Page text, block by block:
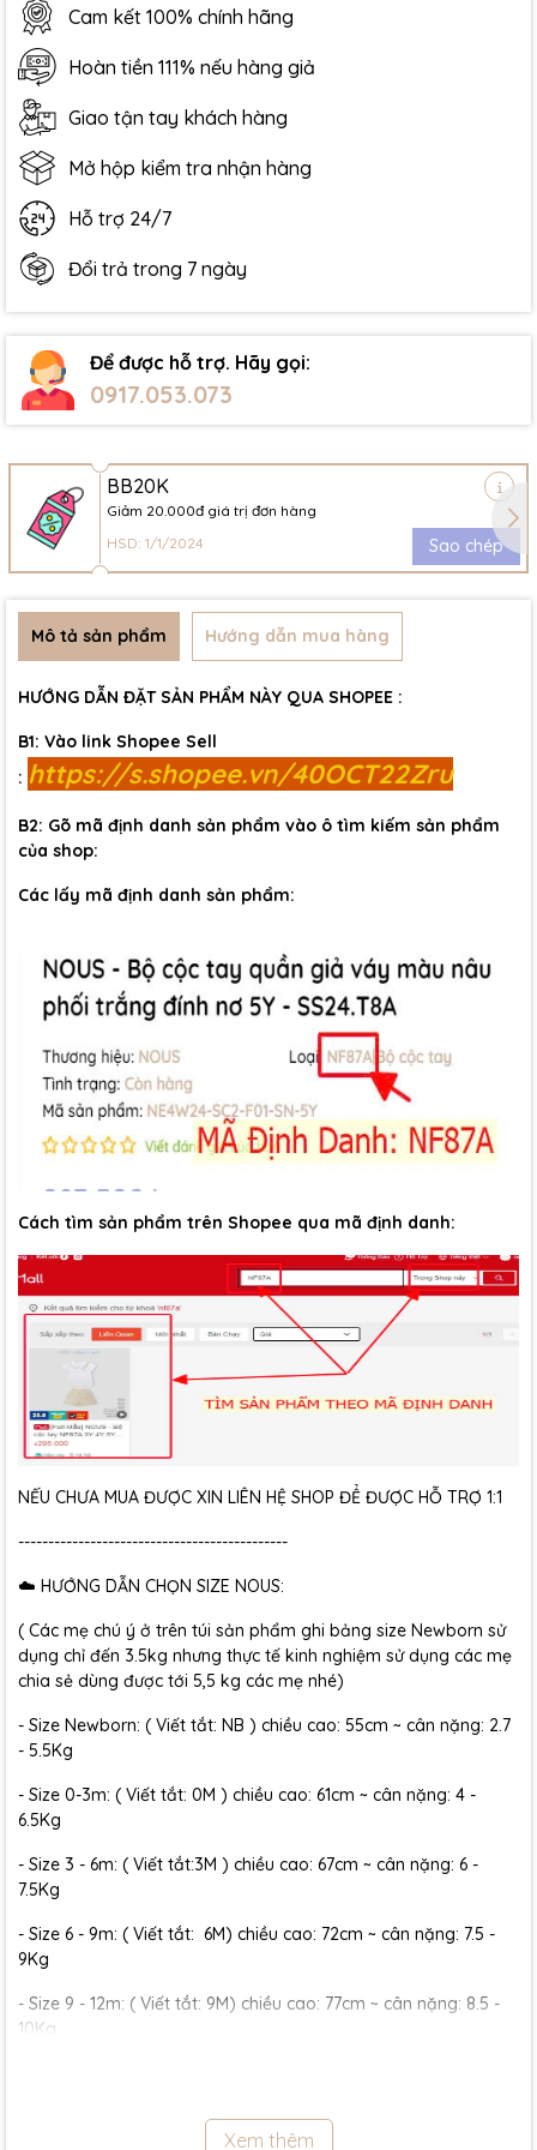
Cam kết 100% chính hãng
Hoàn tiền 111% nếu hàng giả
Giao tận tay khách hàng
Mở hộp kiểm tra nhận hàng
Hỗ trợ 24/7
Đổi trả trong 7 ngày
Để được hỗ trợ. Hãy gọi:
0917.053.073
BB20K
Giảm 20.000đ giá trị đơn hàng
HSD: 1/1/2024
Sao chép
Mô tả sản phẩm Hướng dẫn mua hàng
HƯỚNG DẪN ĐẶT SẢN PHẨM NÀY QUA SHOPEE :
B1: Vào link Shopee Sell
: https://s.shopee.vn/40OCT22Zru
B2: Gõ mã định danh sản phẩm vào ô tìm kiếm sản phẩm
của shop:
Các lấy mã định danh sản phẩm:
Cách tìm sản phẩm trên Shopee qua mã định danh:
NẾU CHƯA MUA ĐƯỢC XIN LIÊN HỆ SHOP ĐỂ ĐƯỢC HỖ TRỢ 1:1
---------------------------------------------
☁️ HƯỚNG DẪN CHỌN SIZE NOUS:
( Các mẹ chú ý ở trên túi sản phẩm ghi bảng size Newborn sử
dụng chỉ đến 3.5kg nhưng thực tế kinh nghiệm sử dụng các mẹ
chia sẻ dùng được tới 5,5 kg các mẹ nhé)
- Size Newborn: ( Viết tắt: NB ) chiều cao: 55cm ~ cân nặng: 2.7
- 5.5Kg
- Size 0-3m: ( Viết tắt: 0M ) chiều cao: 61cm ~ cân nặng: 4 -
6.5Kg
- Size 3 - 6m: ( Viết tắt:3M ) chiều cao: 67cm ~ cân nặng: 6 -
7.5Kg
- Size 6 - 9m: ( Viết tắt: 6M) chiều cao: 72cm ~ cân nặng: 7.5 -
9Kg
- Size 9 - 12m: ( Viết tắt: 9M) chiều cao: 77cm ~ cân nặng: 8.5 -
10Kg
- Size 18 - 24m:( Viết tắt: 18M) chiều cao: 86cm ~ cân nặng: 11.5 -
Xem thêm